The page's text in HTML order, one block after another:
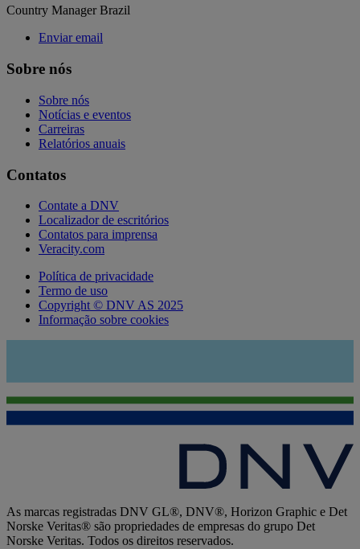
Country Manager Brazil
Enviar email
Sobre nós
Sobre nós
Notícias e eventos
Carreiras
Relatórios anuais
Contatos
Contate a DNV
Localizador de escritórios
Contatos para imprensa
Veracity.com
Política de privacidade
Termo de uso
Copyright © DNV AS 2025
Informação sobre cookies
As marcas registradas DNV GL®, DNV®, Horizon Graphic e Det
Norske Veritas® são propriedades de empresas do grupo Det
Norske Veritas. Todos os direitos reservados.